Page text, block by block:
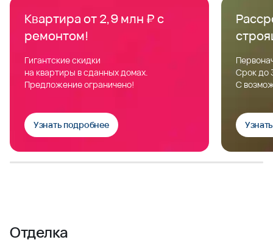
Квартира от 2,9 млн ₽ с
ремонтом!
Гигантские скидки
на квартиры в сданных домах.
Предложение ограничено!
Узнать подробнее
Срок до
С
Отделка